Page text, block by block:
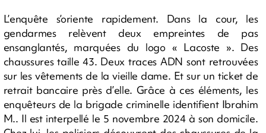
L’enquête s’oriente rapidement. Dans la cour, les
gendarmes relèvent deux empreintes de pas
ensanglantés, marquées du logo « Lacoste ». Des
chaussures taille 43. Deux traces ADN sont retrouvées
sur les vêtements de la vieille dame. Et sur un ticket de
retrait bancaire près d’elle. Grâce à ces éléments, les
enquêteurs de la brigade criminelle identifient Ibrahim
M.. Il est interpellé le 5 novembre 2024 à son domicile.